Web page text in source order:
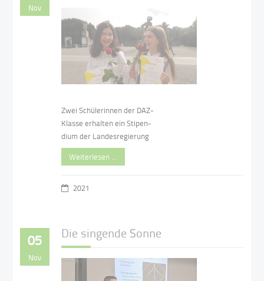
Nov
Zwei Schülerinnen der DAZ-
Klasse erhalten ein Stipen-
dium der Landesregierung
Weiterlesen …
2021
05
Nov
Die singende Sonne